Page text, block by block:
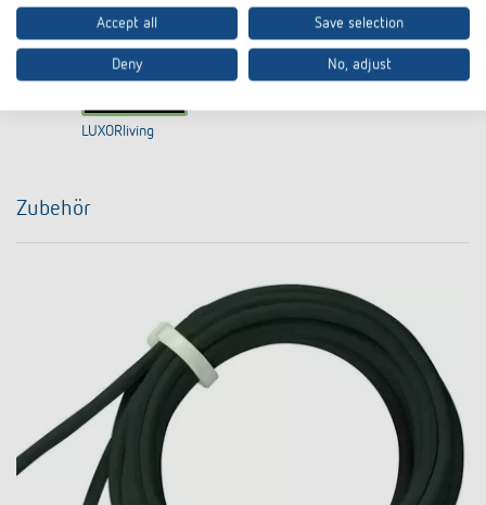
LUXORliving
Zubehör
Accept all Save selection
Deny No, adjust